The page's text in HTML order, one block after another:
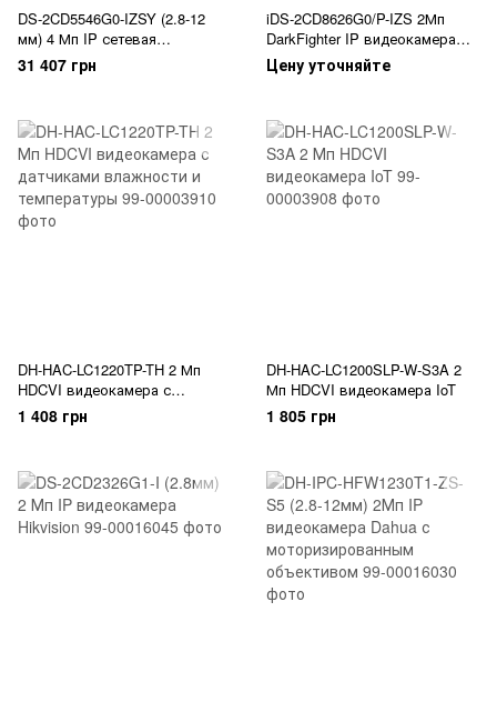
DS-2CD5546G0-IZSY (2.8-12
мм) 4 Мп IP сетевая
видеокамера
31 407 грн
iDS-2CD8626G0/P-IZS 2Мп
DarkFighter IP видеокамера
Hikvision со встроенным
модулем LPR
Цену уточняйте
DH-HAC-LC1220TP-TH 2 Мп
HDCVI видеокамера с
датчиками влажности и
температуры
1 408 грн
DH-HAC-LC1200SLP-W-S3A 2
Мп HDCVI видеокамера IoT
1 805 грн